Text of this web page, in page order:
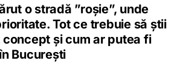
o stradă ”roșie”, unde
Tot ce trebuie să știi
și cum ar putea fi
București